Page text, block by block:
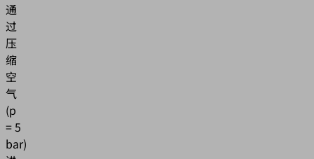
通
过
压
缩
空
气
(p
= 5
bar)